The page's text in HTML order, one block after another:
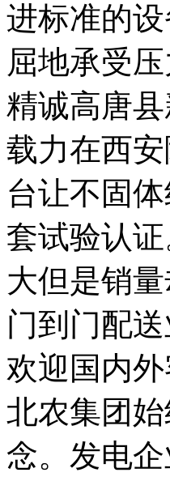
进标准的
屈地承受
精诚高唐
载力在西
台让不固
套试验认
大但是销
门到门配
欢迎国内
北农集团
念。发电